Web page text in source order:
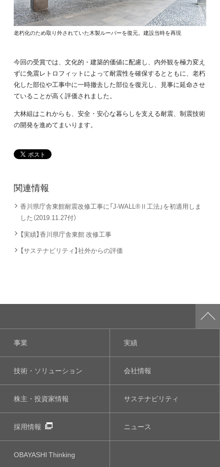
老朽化のため取り外されていた木製ルーバーを復元。建設当時を再現
今回の受賞では、文化的・建築的価値に配慮し、内外観を極力変え
ずに免震レトロフィットによって耐震性を確保するとともに、老朽
化した部位や工事中に一時撤去した部位を復元し、見事に延命させ
ていることが高く評価されました。
大林組はこれからも、安全・安心な暮らしを支える耐震、制震技術
の開発を進めてまいります。
関連情報
香川県庁舎東館耐震改修工事に「J-WALL®Ⅱ工法」を初適用しま
した（2019.11.27付）
【実績】香川県庁舎東館 改修工事
【サステナビリティ】社外からの評価
事業 実績
技術・ソリューション 会社情報
株主・投資家情報 サステナビリティ
採用情報 ニュース
OBAYASHIThinking